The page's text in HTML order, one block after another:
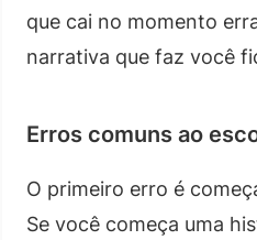
que cai no momento
narrativa que faz você
Erros comuns ao
O primeiro erro é
Se você começa uma